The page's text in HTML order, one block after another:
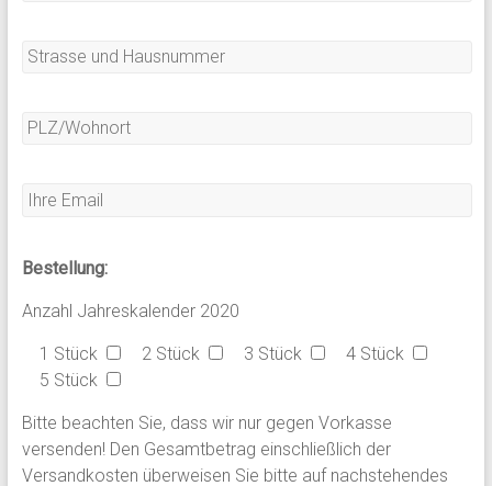
Bestellung:
Anzahl Jahreskalender 2020
1 Stück 2 Stück 3 Stück
4 Stück
5 Stück
Bitte beachten Sie, dass wir nur gegen Vorkasse
versenden! Den Gesamtbetrag einschließlich der
Versandkosten überweisen Sie bitte auf nachstehendes